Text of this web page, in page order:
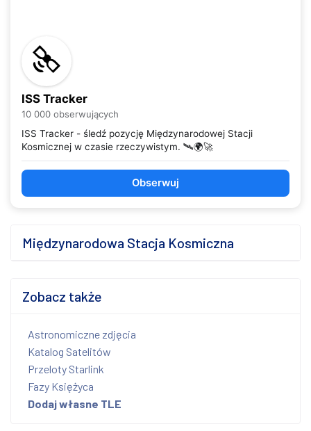
ISS Tracker
10 000 obserwujących
ISS Tracker - śledź pozycję Międzynarodowej Stacji
Kosmicznej w czasie rzeczywistym. 🛰️🌍🚀
Obserwuj
Międzynarodowa Stacja Kosmiczna
Zobacz także
Astronomiczne zdjęcia
Katalog Satelitów
Przeloty Starlink
Fazy Księżyca
Dodaj własne TLE